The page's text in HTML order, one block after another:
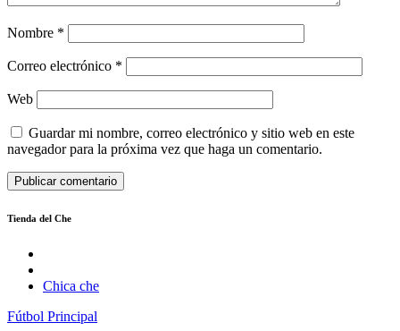
Nombre *
Correo electrónico *
Web
Guardar mi nombre, correo electrónico y sitio web en este
navegador para la próxima vez que haga un comentario.
Tienda del Che
Chica che
Fútbol Principal